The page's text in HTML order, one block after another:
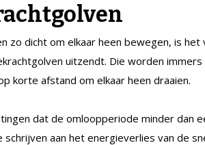
zo dicht om elkaar heen bewegen, is
uitzendt. Die worden
korte afstand om elkaar heen draaien.
dat de omloopperiode minder dan
schrijven aan het energieverlies van de